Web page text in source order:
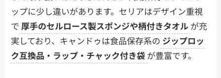
ップに少し違いがあります。セリアはデザイン重視
で 厚手のセルロース製スポンジや柄付きタオル が充
実しており、キャンドゥは食品保存系の ジップロッ
ク互換品・ラップ・チャック付き袋 が豊富です。